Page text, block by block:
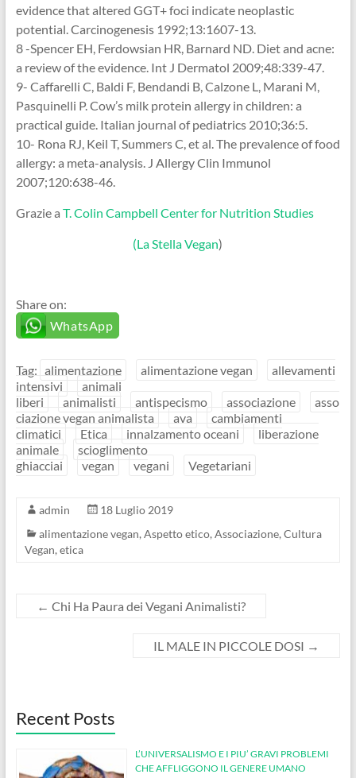
evidence that altered GGT+ foci indicate neoplastic
potential. Carcinogenesis 1992;13:1607-13.
8 -Spencer EH, Ferdowsian HR, Barnard ND. Diet and acne:
a review of the evidence. Int J Dermatol 2009;48:339-47.
9- Caffarelli C, Baldi F, Bendandi B, Calzone L, Marani M,
Pasquinelli P. Cow’s milk protein allergy in children: a
practical guide. Italian journal of pediatrics 2010;36:5.
10- Rona RJ, Keil T, Summers C, et al. The prevalence of food
allergy: a meta-analysis. J Allergy Clin Immunol
2007;120:638-46.
Grazie a T. Colin Campbell Center for Nutrition Studies
(La Stella Vegan)
Share on:
WhatsApp
Tag: alimentazione alimentazione vegan
allevamenti
intensivi
animali
liberi
animalisti antispecismo associazione
asso
ciazione vegan animalista
ava
cambiamenti
climatici
Etica innalzamento oceani
liberazione
animale
scioglimento
ghiacciai
vegan vegani Vegetariani
admin
18 Luglio 2019
alimentazione vegan, Aspetto etico, Associazione, Cultura
Vegan, etica
← Chi Ha Paura dei Vegani Animalisti?
IL MALE IN PICCOLE DOSI →
Recent Posts
L’UNIVERSALISMO E I PIU’ GRAVI PROBLEMI
CHE AFFLIGGONO IL GENERE UMANO